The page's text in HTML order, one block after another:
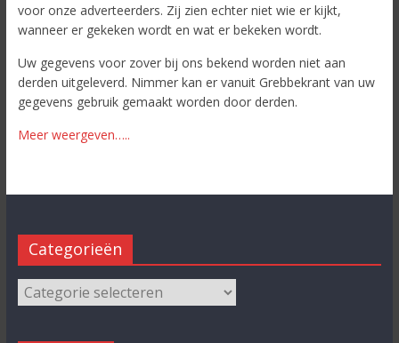
voor onze adverteerders. Zij zien echter niet wie er kijkt,
wanneer er gekeken wordt en wat er bekeken wordt.
Uw gegevens voor zover bij ons bekend worden niet aan
derden uitgeleverd. Nimmer kan er vanuit Grebbekrant van uw
gegevens gebruik gemaakt worden door derden.
Meer weergeven…..
Categorieën